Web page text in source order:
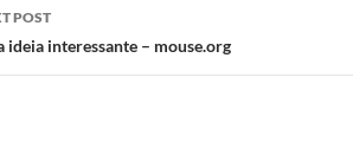
POST
ideia interessante – mouse.org